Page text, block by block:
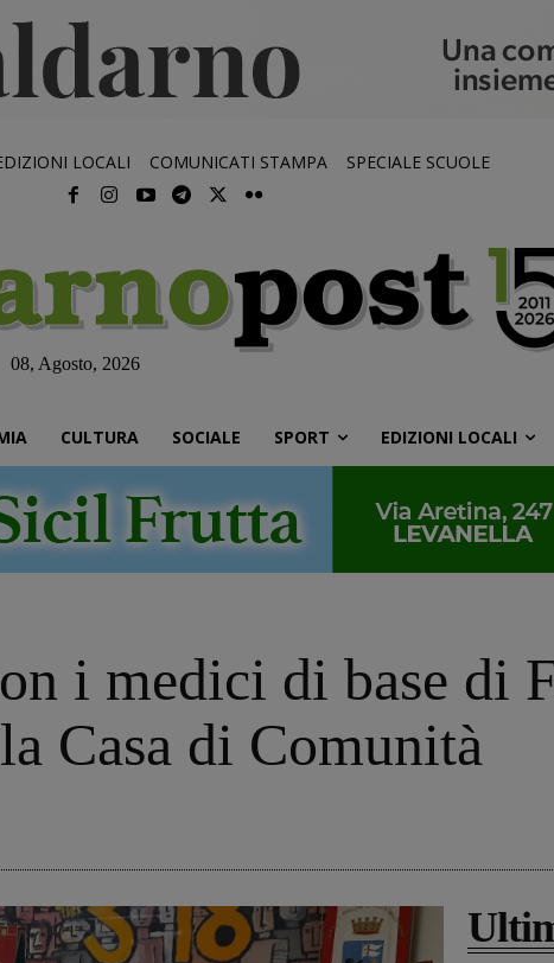
LOCALI COMUNICATI STAMPA SPECIALE SCUOLE
08, Agosto, 2026
CULTURA SOCIALE SPORT EDIZIONI LOCALI
i medici di base di
Casa di Comunità